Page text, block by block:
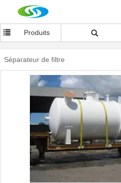
Produits
Séparateur de filtre